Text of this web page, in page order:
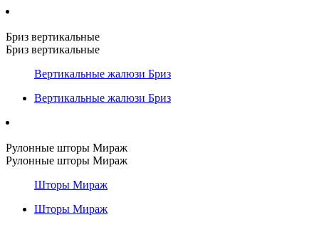
Бриз вертикальные
Бриз вертикальные
Вертикальные жалюзи Бриз
Вертикальные жалюзи Бриз
Рулонные шторы Мираж
Рулонные шторы Мираж
Шторы Мираж
Шторы Мираж